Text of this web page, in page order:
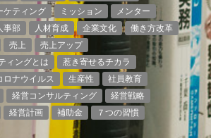
ケティング ミッション
メンター
事部 人材育成 企業文化
働き方改革
売上
売上アップ
ィングとは
惹き寄せるチカラ
ロナウイルス 生産性
社員教育
経営コンサルティング
経営戦略
経営計画 補助金 ７つの習慣